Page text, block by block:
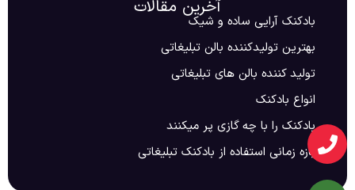
آخرین مقالات
بادکنک آرایی ساده و شیک
بهترین تولیدکننده بالن تبلیغاتی
تولید کننده بالن های تبلیغاتی
انواع بادکنک
بادکنک را با چه گازی پر میکنند
بازه زمانی استفاده از بادکنک تبلیغاتی